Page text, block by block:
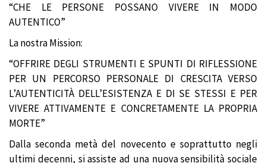
“CHE LE PERSONE POSSANO VIVERE IN MODO
AUTENTICO”
La nostra Mission:
“OFFRIRE DEGLI STRUMENTI E SPUNTI DI RIFLESSIONE
PER UN PERCORSO PERSONALE DI CRESCITA VERSO
L’AUTENTICITÀ DELL’ESISTENZA E DI SE STESSI E PER
VIVERE ATTIVAMENTE E CONCRETAMENTE LA PROPRIA
MORTE”
Dalla seconda metà del novecento e soprattutto negli
ultimi decenni, si assiste ad una nuova sensibilità sociale